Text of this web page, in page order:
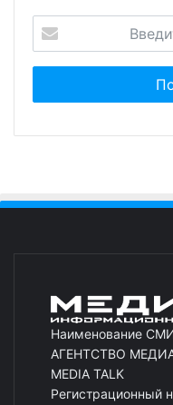
Наименование
АГЕНТСТВО МЕДИА
MEDIA TALK